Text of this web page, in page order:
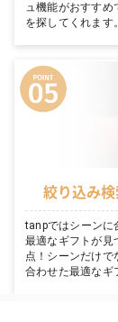
ュ機能がおすすめ
を探してくれます。
絞り込み
tanpではシーンに
最適なギフトが見
点！シーンだけで
合わせた最適なギ